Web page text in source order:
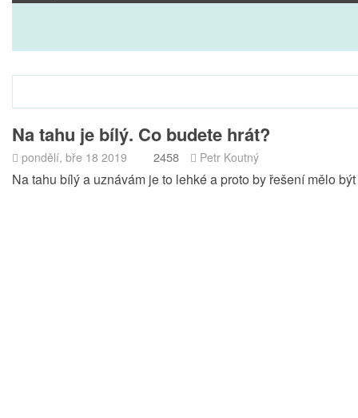
Na tahu je bílý. Co budete hrát?
pondělí, bře 18 2019 2458 Petr Koutný
Na tahu bílý a uznávám je to lehké a proto by řešení mělo